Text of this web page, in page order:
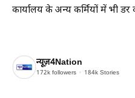
कार्यालय के अन्य कर्मियों में भी डर
न्यूज़4Nation
172k followers 184k Stories